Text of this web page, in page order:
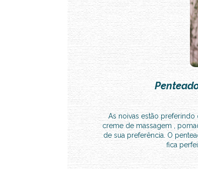
As noivas estão
creme de massagem ,
de sua preferência. O
fica